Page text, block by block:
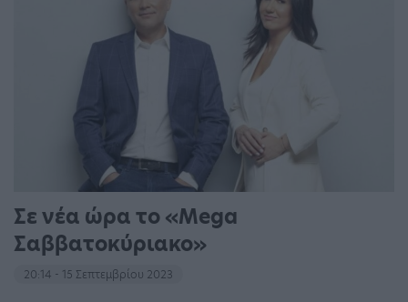
Σε νέα ώρα το «Mega
Σαββατοκύριακο»
20:14 - 15 Σεπτεμβρίου 2023